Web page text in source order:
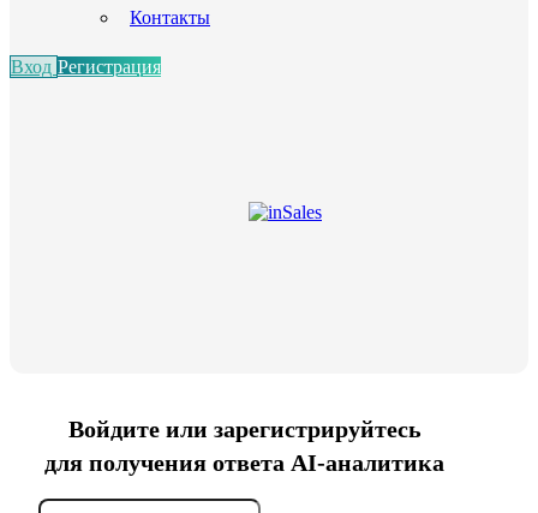
Контакты
Вход Регистрация
Войдите или зарегистрируйтесь
для получения ответа AI-аналитика